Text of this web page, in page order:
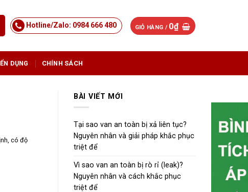
Hotline/Zalo: 0984 666 480 GIỎ HÀNG / 0₫
DỤNG CHÍNH SÁCH
có độ
BÀI VIẾT MỚI
Tại sao van an toàn bị xả liên tục?
Nguyên nhân và giải pháp khắc phục
triệt để
Vì sao van an toàn bị rò rỉ (leak)?
Nguyên nhân và cách khắc phục
triệt để